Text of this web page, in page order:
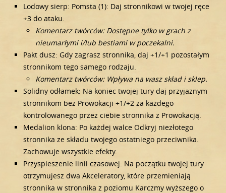
Lodowy sierp: Pomsta (1): Daj stronnikowi w twojej ręce
+3 do ataku.
Komentarz twórców: Dostępne tylko w grach z
nieumarłymi i/lub bestiami w poczekalni.
Pakt dusz: Gdy zagrasz stronnika, daj +1/+1 pozostałym
stronnikom tego samego rodzaju.
Komentarz twórców: Wpływa na wasz skład i sklep.
Solidny odłamek: Na koniec twojej tury daj przyjaznym
stronnikom bez Prowokacji +1/+2 za każdego
kontrolowanego przez ciebie stronnika z Prowokacją.
Medalion klona: Po każdej walce Odkryj niezłotego
stronnika ze składu twojego ostatniego przeciwnika.
Zachowuje wszystkie efekty.
Przyspieszenie linii czasowej: Na początku twojej tury
otrzymujesz dwa Akceleratory, które przemieniają
stronnika w stronnika z poziomu Karczmy wyższego o